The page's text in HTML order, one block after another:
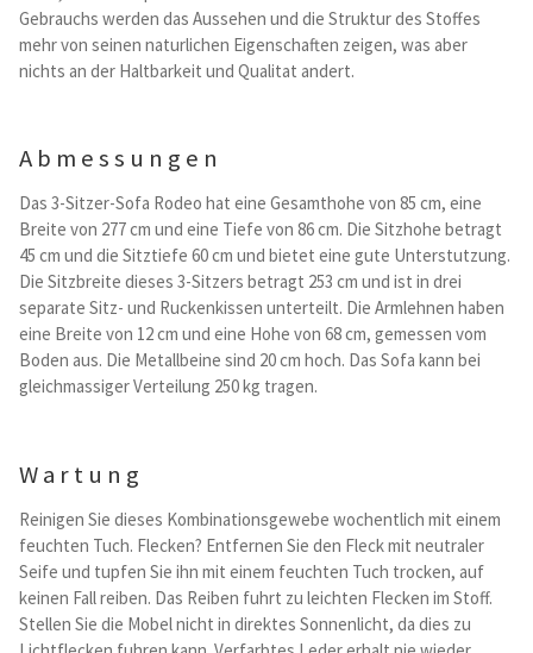
Gebrauchs werden das Aussehen und die Struktur des Stoffes
mehr von seinen naturlichen Eigenschaften zeigen, was aber
nichts an der Haltbarkeit und Qualitat andert.
Abmessungen
Das 3-Sitzer-Sofa Rodeo hat eine Gesamthohe von 85 cm, eine
Breite von 277 cm und eine Tiefe von 86 cm. Die Sitzhohe betragt
45 cm und die Sitztiefe 60 cm und bietet eine gute Unterstutzung.
Die Sitzbreite dieses 3-Sitzers betragt 253 cm und ist in drei
separate Sitz- und Ruckenkissen unterteilt. Die Armlehnen haben
eine Breite von 12 cm und eine Hohe von 68 cm, gemessen vom
Boden aus. Die Metallbeine sind 20 cm hoch. Das Sofa kann bei
gleichmassiger Verteilung 250 kg tragen.
Wartung
Reinigen Sie dieses Kombinationsgewebe wochentlich mit einem
feuchten Tuch. Flecken? Entfernen Sie den Fleck mit neutraler
Seife und tupfen Sie ihn mit einem feuchten Tuch trocken, auf
keinen Fall reiben. Das Reiben fuhrt zu leichten Flecken im Stoff.
Stellen Sie die Mobel nicht in direktes Sonnenlicht, da dies zu